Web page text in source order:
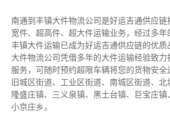
南通到丰镇大件物流公司是好运吉通供应
宽件、超高件、超大件运输业务，经过多
丰镇大件运输已成为好运吉通供应链的优
大件物流公司凭借多年的大件运输经验致
服务，可随时预约超限车辆将您的货物安全
旧城区街道、工业区街道、南城区街道、北
隆盛庄镇、三义泉镇、黑土台镇、巨宝庄镇
小京庄乡。